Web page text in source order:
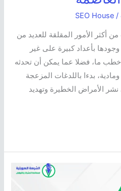
/
SEO House
أكثر الأمور المقلقة للعديد من
بأعداد كبيرة على غير
خطب ما، فضلا عما يمكن أن تحدثه
بدءا باللدغات المزعجة
نشر الأمراض الخطيرة وتهديد